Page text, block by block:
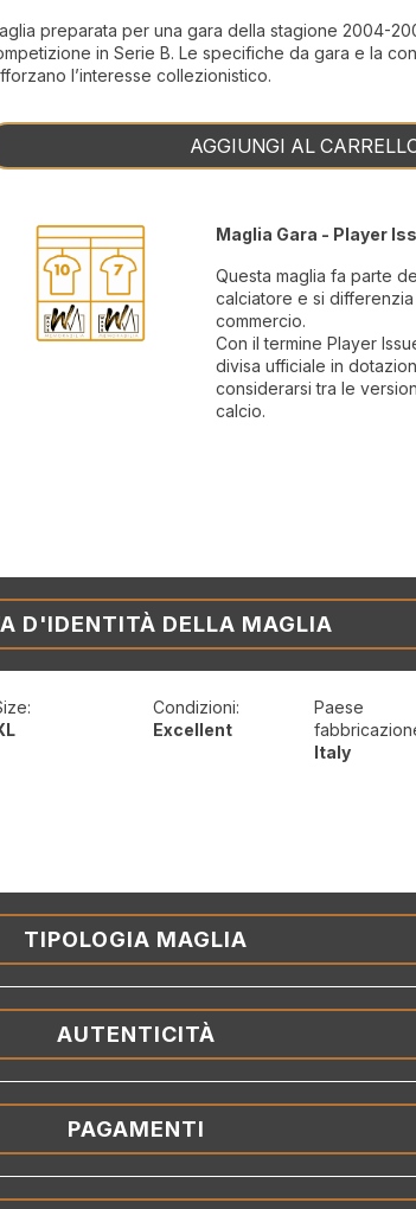
preparata per una gara della stagione 2004-
in Serie B. Le specifiche da gara e la
l’interesse collezionistico.
AGGIUNGI AL
Maglia Gara - Player
Questa maglia fa parte
calciatore e si
commercio.
Con il termine Player
divisa ufficiale in
considerarsi tra le
calcio.
D'IDENTITÀ DELLA MAGLIA
Condizioni:
Excellent
Paese
Italy
TIPOLOGIA MAGLIA
AUTENTICITÀ
PAGAMENTI